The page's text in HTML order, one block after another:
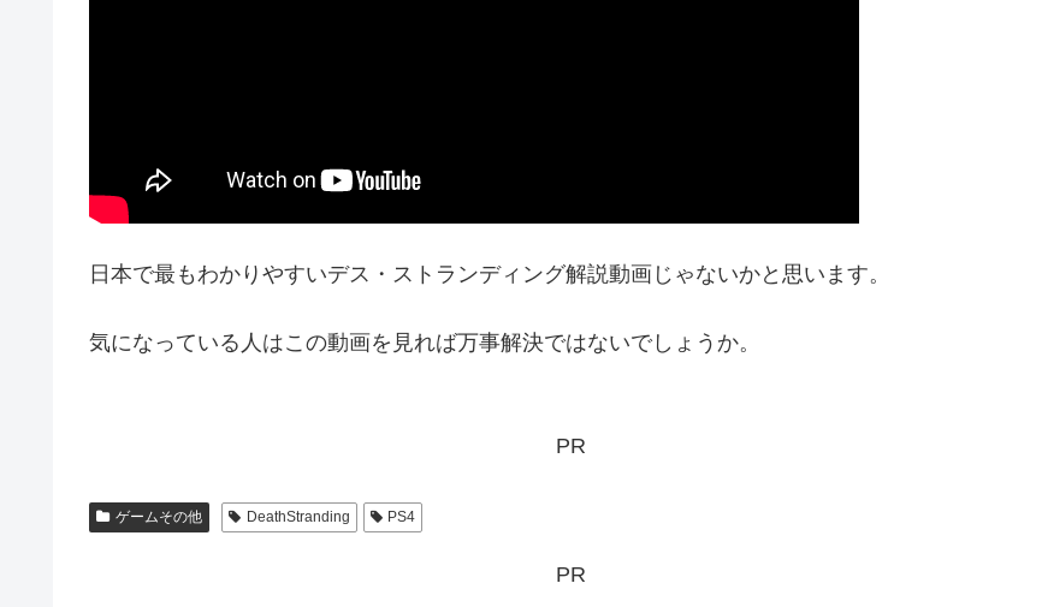
日本で最もわかりやすいデス・ストランディング解説動画じゃないかと思います。
気になっている人はこの動画を見れば万事解決ではないでしょうか。
PR
ゲームその他 DeathStranding PS4
PR